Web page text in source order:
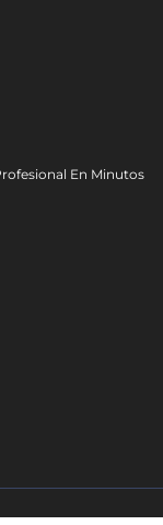
En Minutos